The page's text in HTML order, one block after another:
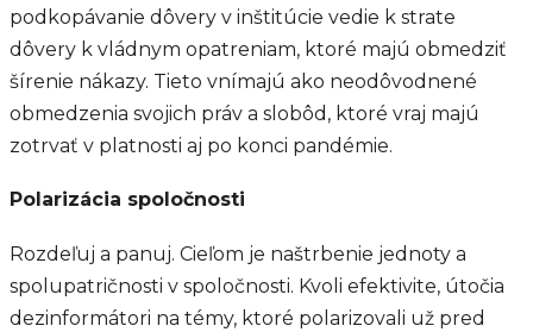
podkopávanie dôvery v inštitúcie vedie k strate
dôvery k vládnym opatreniam, ktoré majú obmedziť
šírenie nákazy. Tieto vnímajú ako neodôvodnené
obmedzenia svojich práv a slobôd, ktoré vraj majú
zotrvať v platnosti aj po konci pandémie.
Polarizácia spoločnosti
Rozdeľuj a panuj. Cieľom je naštrbenie jednoty a
spolupatričnosti v spoločnosti. Kvoli efektivite, útočia
dezinformátori na témy, ktoré polarizovali už pred